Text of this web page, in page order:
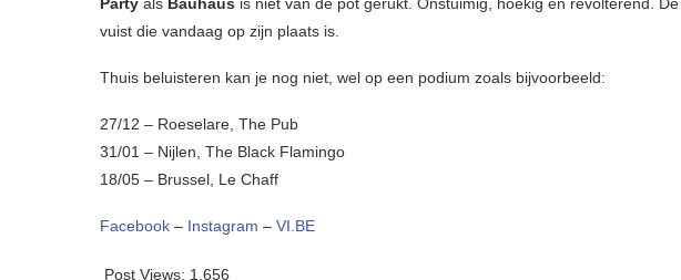
vuist die vandaag op zijn plaats is.
Thuis beluisteren kan je nog niet, wel op een podium zoals bijvoorbeeld:
27/12 – Roeselare, The Pub
31/01 – Nijlen, The Black Flamingo
18/05 – Brussel, Le Chaff
Facebook – Instagram – VI.BE
Post Views: 1.656